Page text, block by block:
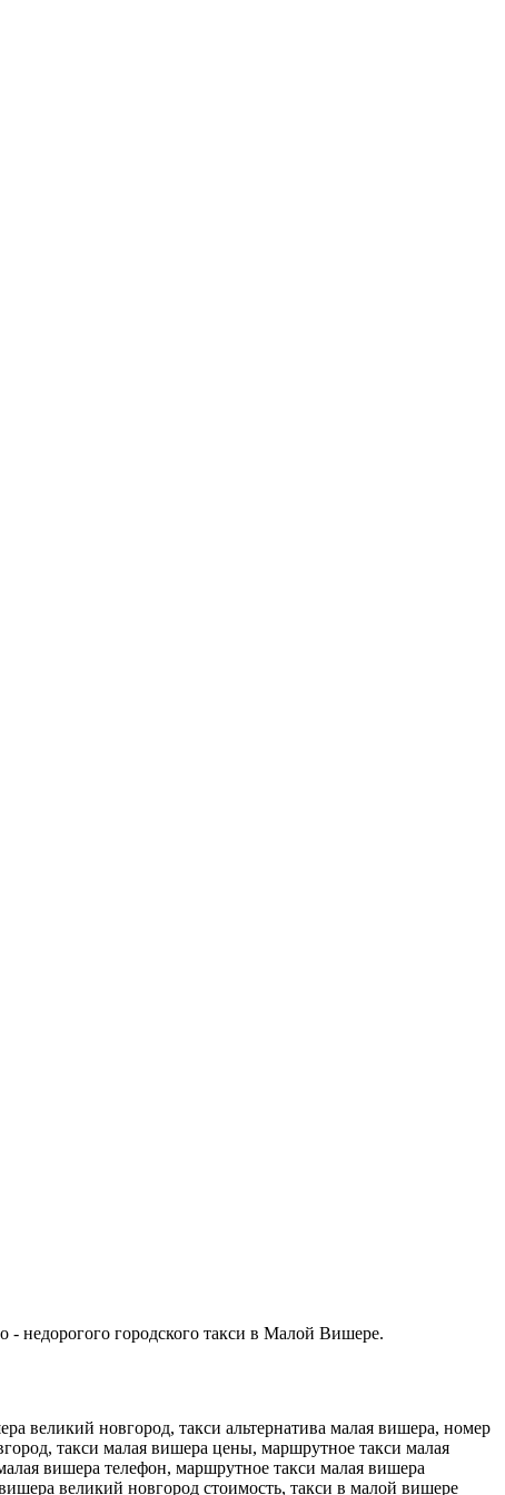
недорогого городского такси в Малой Вишере.
великий новгород, такси альтернатива малая вишера, номер
такси малая вишера цены, маршрутное такси малая
вишера телефон, маршрутное такси малая вишера
великий новгород стоимость, такси в малой вишере